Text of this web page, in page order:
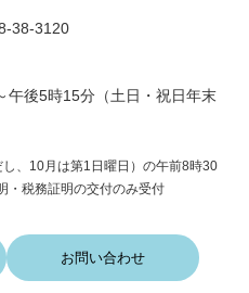
38-3120
午後5時15分（土日・祝日年末
、10月は第1日曜日）の午前8時30
・税務証明の交付のみ受付
お問い合わせ